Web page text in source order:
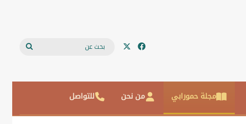
فيسبوك
مجلة حمورابي من نحن للتواصل